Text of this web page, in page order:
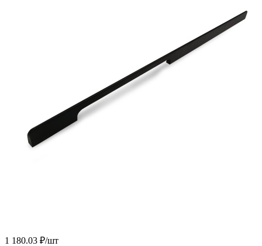
1 180.03 ₽/шт